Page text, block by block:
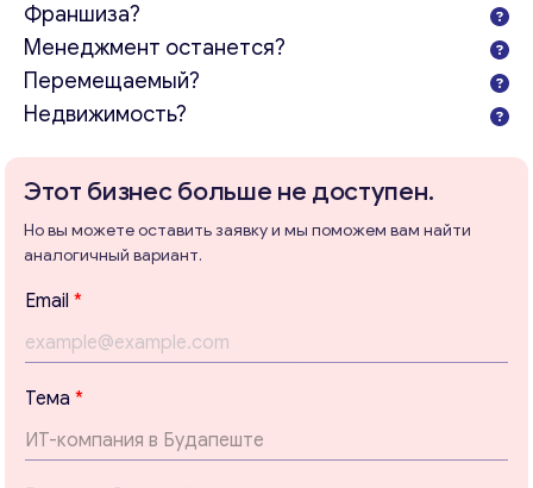
Консультация
Франшиза?
Менеджмент останется?
Перемещаемый?
Недвижимость?
Этот бизнес больше не доступен.
Но вы можете оставить заявку и мы поможем вам найти
аналогичный вариант.
Email *
Тема *